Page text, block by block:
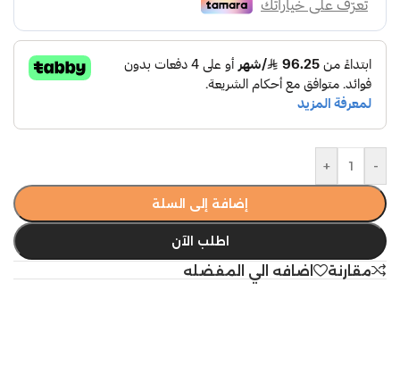
-
+
إضافة إلى السلة
اطلب الآن
مقارنة اضافه الي المفضله